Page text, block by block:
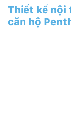
Thiết kế nội
căn hộ